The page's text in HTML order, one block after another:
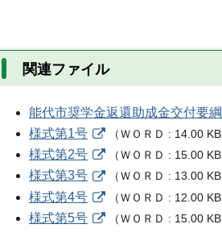
関連ファイル
能代市奨学金返還助成金交付要綱
様式第1号 （ＷＯＲＤ 14.00 KB
様式第2号 （ＷＯＲＤ 15.00 KB
様式第3号 （ＷＯＲＤ 13.00 KB
様式第4号 （ＷＯＲＤ 12.00 KB
様式第5号 （ＷＯＲＤ 15.00 KB